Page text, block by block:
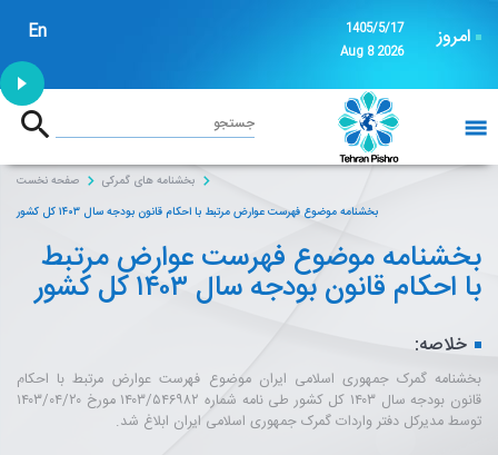
امروز
1405/5/17
Aug 8 2026
En
جستجو
صفحه نخست
بخشنامه های گمرکی
بخشنامه موضوع فهرست عوارض مرتبط با احکام قانون بودجه سال ۱۴۰۳ کل کشور
بخشنامه موضوع فهرست عوارض مرتبط
با احکام قانون بودجه سال ۱۴۰۳ کل کشور
خلاصه:
بخشنامه گمرک جمهوری اسلامی ایران موضوع فهرست عوارض مرتبط با احکام
قانون بودجه سال ۱۴۰۳ کل کشور طی نامه شماره ۱۴۰۳/۵۴۶۹۸۲ مورخ ۱۴۰۳/۰۴/۲۰
توسط مدیرکل دفتر واردات گمرک جمهوری اسلامی ایران ابلاغ شد.
1:53